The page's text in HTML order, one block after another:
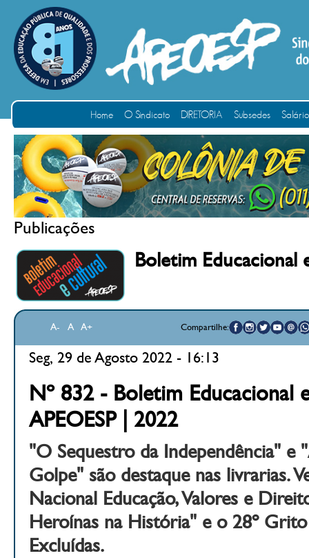
Home O Sindicato DIRETORIA Subsedes
Publicações
Boletim Educacional
A- A A+ Compartilhe:
Seg, 29 de Agosto 2022 - 16:13
Nº 832 - Boletim Educacional
APEOESP | 2022
"O Sequestro da Independência" e
Golpe" são destaque nas livrarias.
Nacional Educação, Valores e
Heroínas na História" e o 28º
Excluídas.